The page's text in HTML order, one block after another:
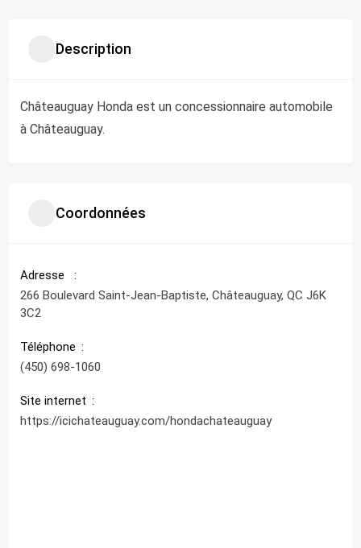
Description
Châteauguay Honda est un concessionnaire automobile
à Châteauguay.
Coordonnées
Adresse
266 Boulevard Saint-Jean-Baptiste, Châteauguay, QC J6K
3C2
Téléphone
(450) 698-1060
Site internet
https://icichateauguay.com/hondachateauguay